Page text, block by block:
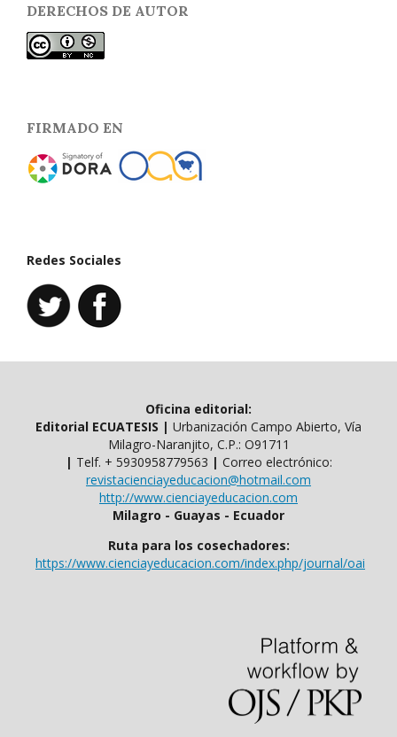
DERECHOS DE AUTOR
FIRMADO EN
Redes Sociales
Oficina editorial:
Editorial ECUATESIS | Urbanización Campo Abierto, Vía
Milagro-Naranjito, C.P.: O91711
| Telf. ​​+ 5930958779563 | Correo electrónico:
revistacienciayeducacion@hotmail.com
http://www.cienciayeducacion.com
Milagro - Guayas - Ecuador
Ruta para los cosechadores:
https://www.cienciayeducacion.com/index.php/journal/oai